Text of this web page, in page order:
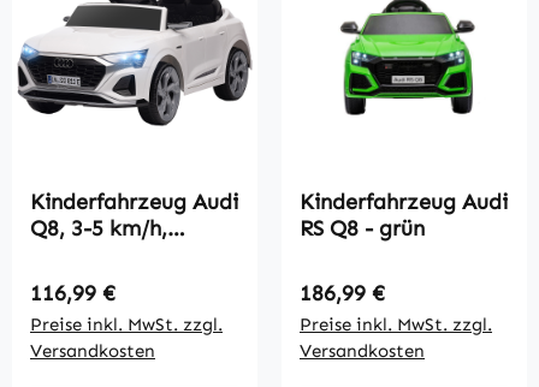
Kinderfahrzeug Audi
Q8, 3-5 km/h,
Scheinwerfer, Musik,
weiß
Regulärer Preis:
116,99 €
Preise inkl. MwSt. zzgl.
Versandkosten
Kinderfahrzeug Audi
RS Q8 - grün
Regulärer Preis:
186,99 €
Preise inkl. MwSt. zzgl.
Versandkosten